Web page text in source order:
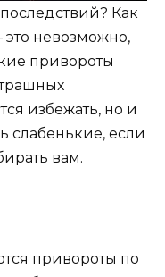
Как
невозможно,
привороты
избежать, но и
слабенькие, если
вам.
привороты по